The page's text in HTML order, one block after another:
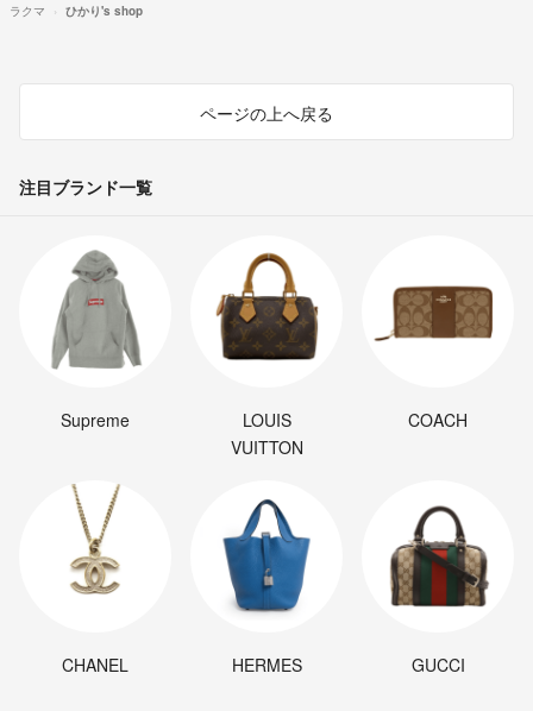
ラクマ ひかり's shop
ページの上へ戻る
注目ブランド一覧
Supreme
LOUIS
VUITTON
COACH
CHANEL HERMES GUCCI